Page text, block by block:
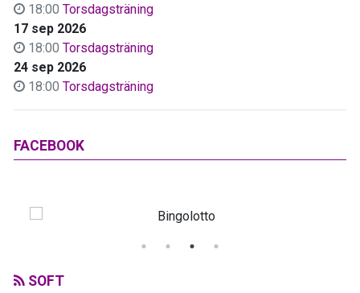
18:00 Torsdagsträning
17 sep 2026
18:00 Torsdagsträning
24 sep 2026
18:00 Torsdagsträning
FACEBOOK
SOFT